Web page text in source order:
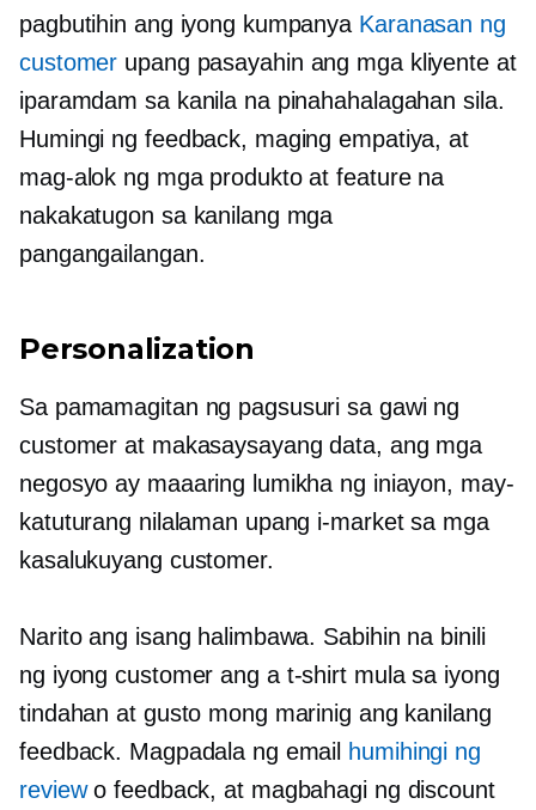
pagbutihin ang iyong kumpanya Karanasan ng
customer upang pasayahin ang mga kliyente at
iparamdam sa kanila na pinahahalagahan sila.
Humingi ng feedback, maging empatiya, at
mag-alok ng mga produkto at feature na
nakakatugon sa kanilang mga
pangangailangan.
Personalization
Sa pamamagitan ng pagsusuri sa gawi ng
customer at makasaysayang data, ang mga
negosyo ay maaaring lumikha ng iniayon, may-
katuturang nilalaman upang i-market sa mga
kasalukuyang customer.
Narito ang isang halimbawa. Sabihin na binili
ng iyong customer ang a t-shirtmula sa iyong
tindahan at gusto mong marinig ang kanilang
feedback. Magpadala ng email humihingi ng
reviewo feedback, at magbahagi ng discount